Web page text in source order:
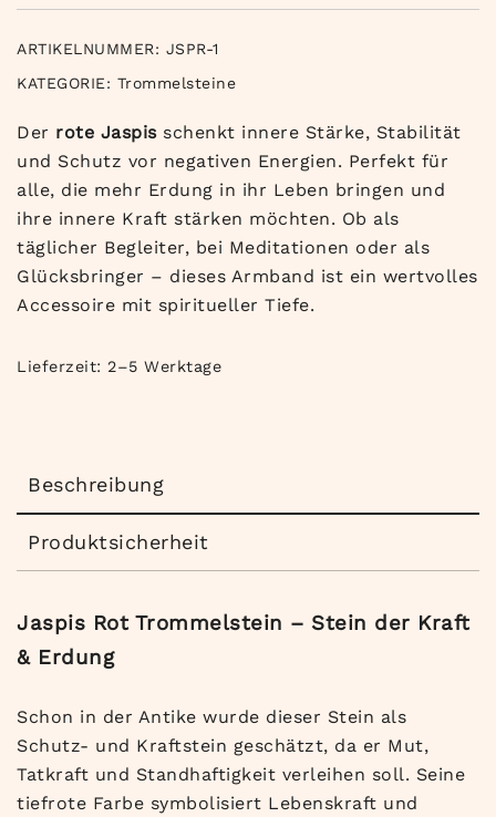
ARTIKELNUMMER: JSPR-1
KATEGORIE: Trommelsteine
Der rote Jaspis schenkt innere Stärke, Stabilität
und Schutz vor negativen Energien. Perfekt für
alle, die mehr Erdung in ihr Leben bringen und
ihre innere Kraft stärken möchten. Ob als
täglicher Begleiter, bei Meditationen oder als
Glücksbringer – dieses Armband ist ein wertvolles
Accessoire mit spiritueller Tiefe.
Lieferzeit: 2–5 Werktage
Beschreibung
Produktsicherheit
Jaspis Rot Trommelstein – Stein der Kraft
& Erdung
Schon in der Antike wurde dieser Stein als
Schutz- und Kraftstein geschätzt, da er Mut,
Tatkraft und Standhaftigkeit verleihen soll. Seine
tiefrote Farbe symbolisiert Lebenskraft und